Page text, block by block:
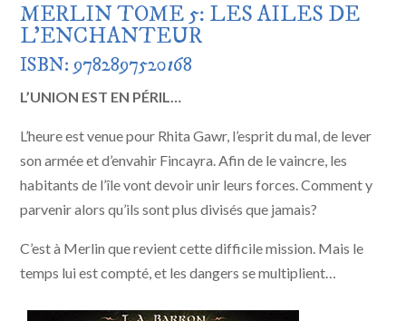
MERLIN TOME 5: LES AILES DE
L’ENCHANTEUR
ISBN: 9782897520168
L’UNION EST EN PÉRIL…
L’heure est venue pour Rhita Gawr, l’esprit du mal, de lever
son armée et d’envahir Fincayra. Afin de le vaincre, les
habitants de l’île vont devoir unir leurs forces. Comment y
parvenir alors qu’ils sont plus divisés que jamais?
C’est à Merlin que revient cette difficile mission. Mais le
temps lui est compté, et les dangers se multiplient…